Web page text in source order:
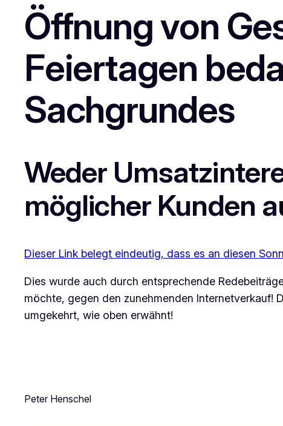
Öffnung von
Feiertagen
Sachgrundes
Weder
möglicher Kunden
Dieser Link belegt eindeutig, dass es an diesen
Dies wurde auch durch entsprechende
möchte, gegen den zunehmenden Internetverkauf!
umgekehrt, wie oben erwähnt!
Peter Henschel